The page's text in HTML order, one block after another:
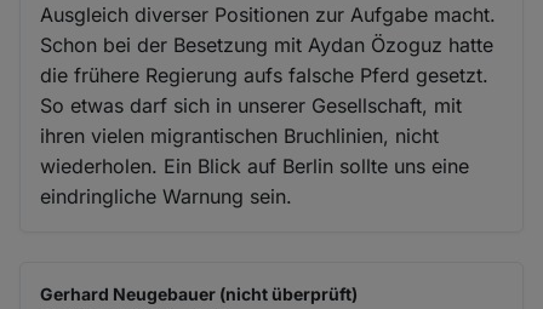
Ausgleich diverser Positionen zur Aufgabe macht.
Schon bei der Besetzung mit Aydan Özoguz hatte
die frühere Regierung aufs falsche Pferd gesetzt.
So etwas darf sich in unserer Gesellschaft, mit
ihren vielen migrantischen Bruchlinien, nicht
wiederholen. Ein Blick auf Berlin sollte uns eine
eindringliche Warnung sein.
Gerhard Neugebauer (nicht überprüft)